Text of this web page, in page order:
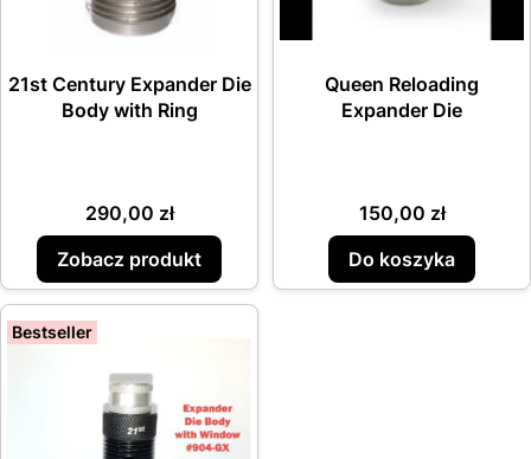
21st Century Expander Die
Body with Ring
Cena
290,00 zł
Zobacz produkt
Queen Reloading
Expander Die
Cena
150,00 zł
Do koszyka
Bestseller